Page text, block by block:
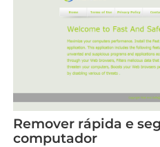
Remover rápida e
computador